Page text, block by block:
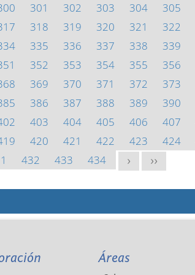
301 302 303 304 305
318 319 320 321 322
335 336 337 338 339
352 353 354 355 356
369 370 371 372 373
386 387 388 389 390
403 404 405 406 407
420 421 422 423 424
432 433 434 > >>
Áreas